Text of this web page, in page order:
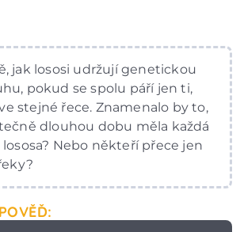
jak lososi udržují genetickou
pokud se spolu páří jen ti,
stejné řece. Znamenalo by to,
dlouhou dobu měla každá
Nebo někteří přece jen